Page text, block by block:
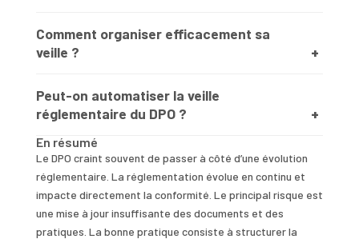
Comment organiser efficacement sa
veille ?
Peut-on automatiser la veille
réglementaire du DPO ?
En résumé
Le DPO craint souvent de passer à côté d’une évolution
réglementaire. La réglementation évolue en continu et
impacte directement la conformité. Le principal risque est
une mise à jour insuffisante des documents et des
pratiques. La bonne pratique consiste à structurer la